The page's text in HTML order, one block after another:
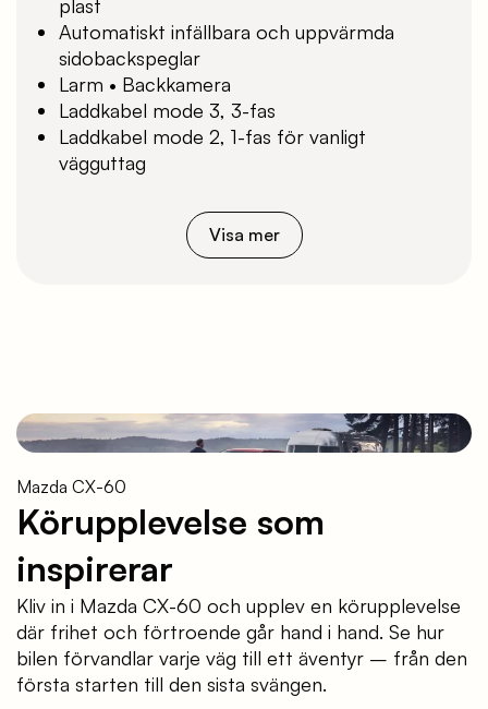
plast
Automatiskt infällbara och uppvärmda
sidobackspeglar
Larm • Backkamera
Laddkabel mode 3, 3-fas
Laddkabel mode 2, 1-fas för vanligt
vägguttag
Visa mer
Mazda CX-60
Körupplevelse som
inspirerar
Kliv in i Mazda CX-60 och upplev en körupplevelse
där frihet och förtroende går hand i hand. Se hur
bilen förvandlar varje väg till ett äventyr – från den
första starten till den sista svängen.